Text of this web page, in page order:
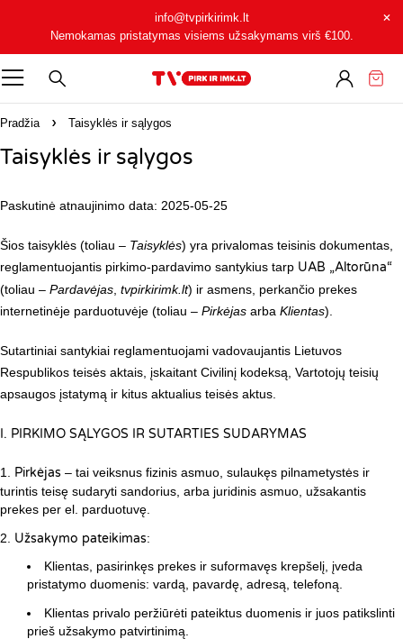
info@tvpirkirimk.lt
Nemokamas pristatymas visiems užsakymams virš €100.
Pradžia Taisyklės ir sąlygos
Taisyklės ir sąlygos
Paskutinė atnaujinimo data: 2025-05-25
Šios taisyklės (toliau – Taisyklės) yra privalomas teisinis dokumentas,
reglamentuojantis pirkimo-pardavimo santykius tarp UAB „Altorūna“
(toliau – Pardavėjas tvpirkirimk.lt) ir asmens, perkančio prekes
internetinėje parduotuvėje (toliau – Pirkėjas arba Klientas).
Sutartiniai santykiai reglamentuojami vadovaujantis Lietuvos
Respublikos teisės aktais, įskaitant Civilinį kodeksą, Vartotojų teisių
apsaugos įstatymą ir kitus aktualius teisės aktus.
I. PIRKIMO SĄLYGOS IR SUTARTIES SUDARYMAS
Pirkėjas – tai veiksnus fizinis asmuo, sulaukęs pilnametystės ir
turintis teisę sudaryti sandorius, arba juridinis asmuo, užsakantis
prekes per el. parduotuvę.
Užsakymo pateikimas:
Klientas, pasirinkęs prekes ir suformavęs krepšelį, įveda
pristatymo duomenis: vardą, pavardę, adresą, telefoną.
Klientas privalo peržiūrėti pateiktus duomenis ir juos patikslinti
prieš užsakymo patvirtinimą.